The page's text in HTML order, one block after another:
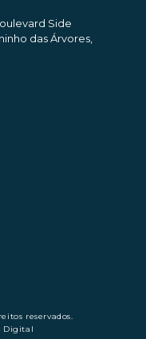
Side
das Árvores,
reservados.
Digital